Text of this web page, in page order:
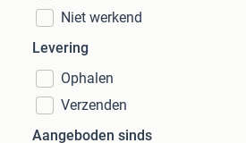
Niet werkend
Levering
Ophalen
Verzenden
Aangeboden sinds